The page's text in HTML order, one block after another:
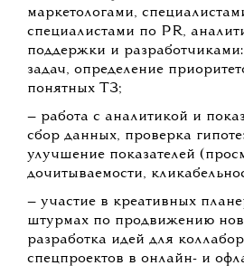
маркетологами,
специалистами по PR,
поддержки и
задач, определение
понятных ТЗ;
— работа с аналитикой и
сбор данных, проверка
улучшение показателей
дочитываемости,
— участие в креативных
штурмах по продвижению
разработка идей для
спецпроектов в онлайн- и